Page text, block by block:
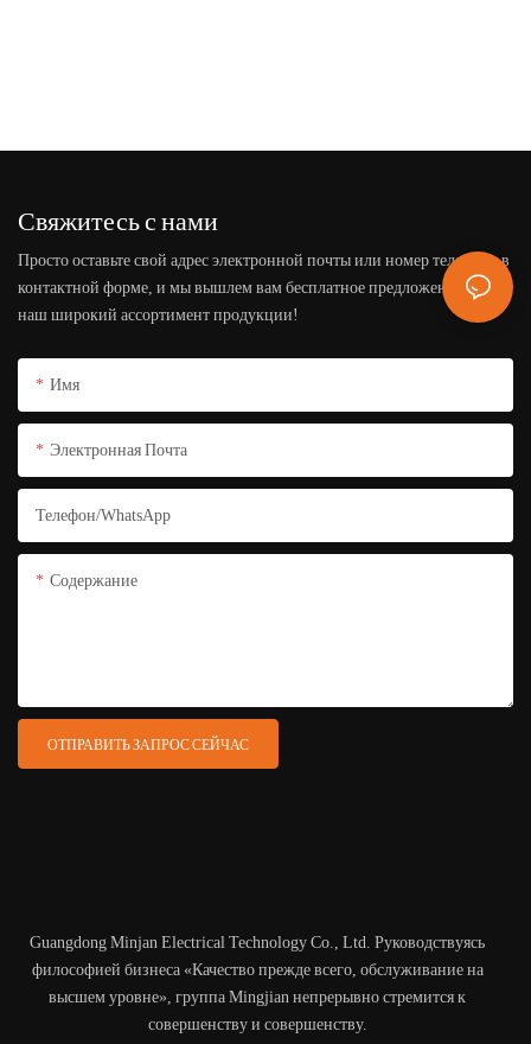
Свяжитесь с нами
Просто оставьте свой адрес электронной почты или номер телефона в
контактной форме, и мы вышлем вам бесплатное предложение на
наш широкий ассортимент продукции!
Имя
Электронная Почта
Телефон/WhatsApp
Содержание
ОТПРАВИТЬ ЗАПРОС СЕЙЧАС
Guangdong Minjan Electrical Technology Co., Ltd. Руководствуясь
философией бизнеса «Качество прежде всего, обслуживание на
высшем уровне», группа Mingjian непрерывно стремится к
совершенству и совершенству.